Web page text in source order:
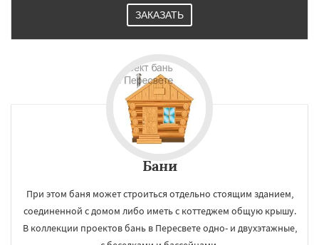
ЗАКАЗАТЬ
Бани
При этом баня может строиться отдельно стоящим зданием,
соединенной с домом либо иметь с коттеджем общую крышу.
В коллекции проектов бань в Пересвете одно- и двухэтажные,